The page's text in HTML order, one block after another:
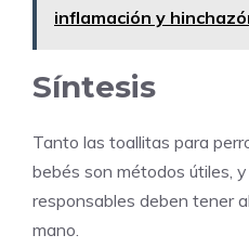
inflamación y
Síntesis
Tanto las toallitas para
bebés son métodos útiles,
responsables deben tener
mano.